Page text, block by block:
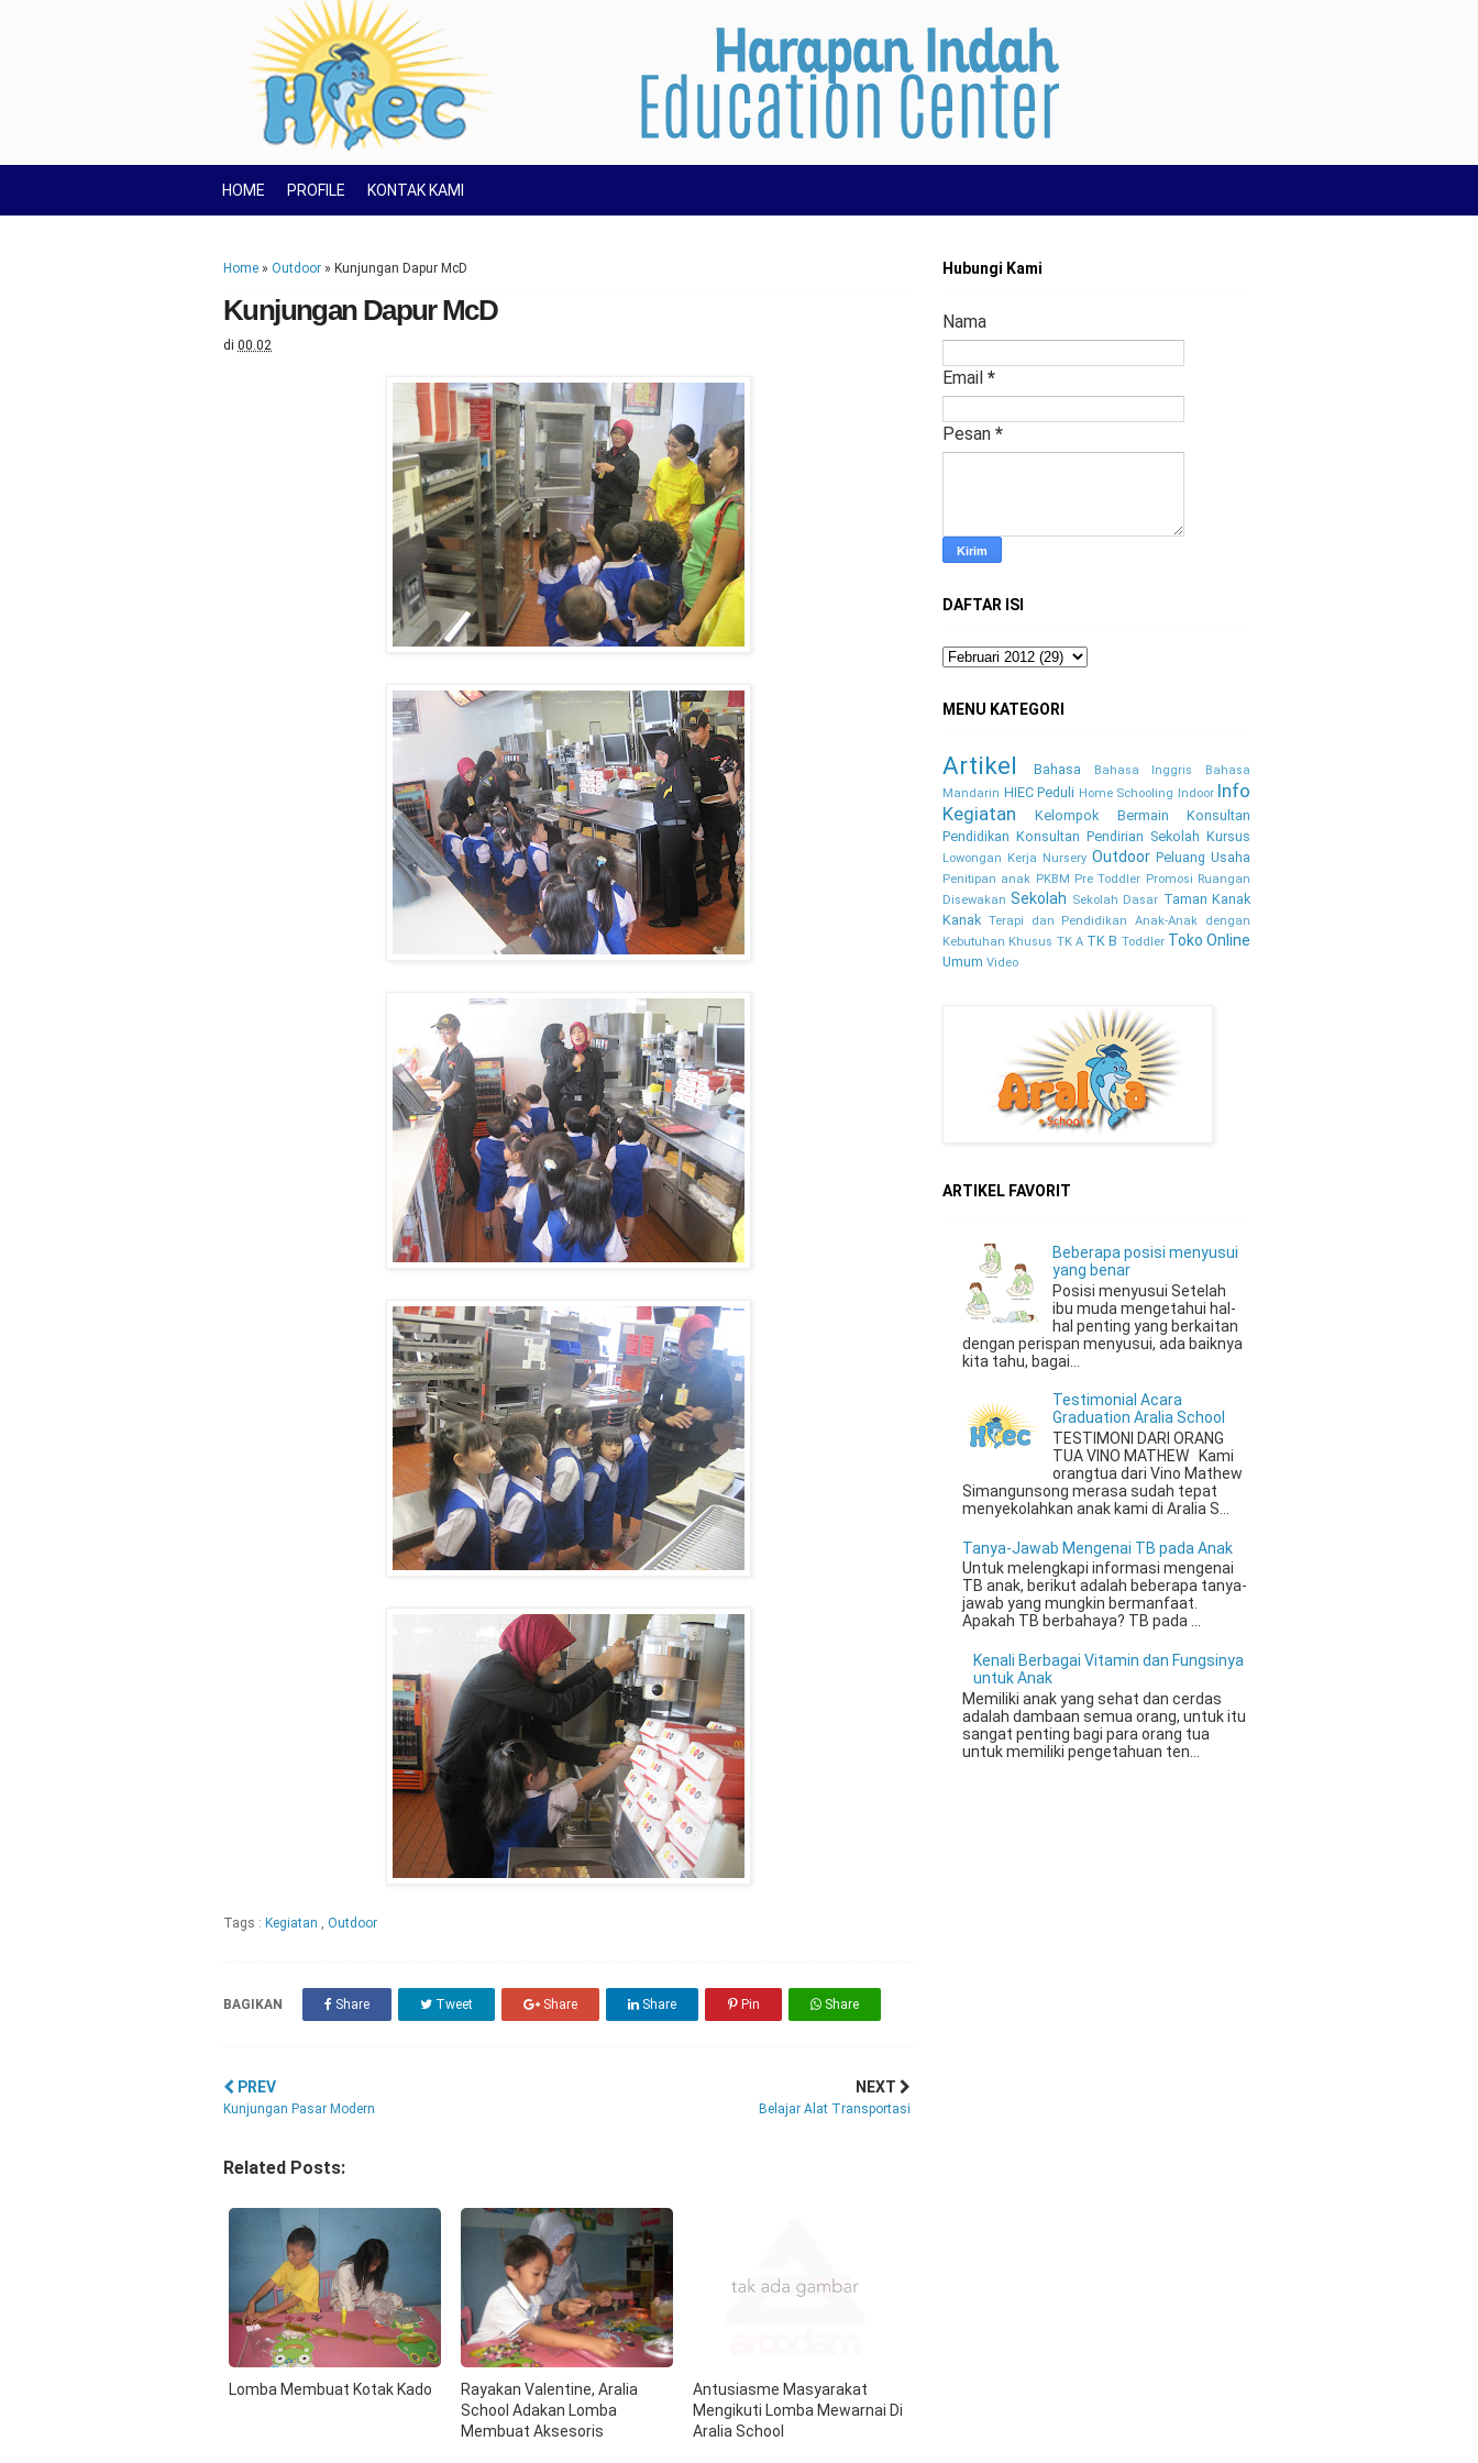
HOME PROFILE KONTAK KAMI
Home » Outdoor » Kunjungan Dapur McD
Kunjungan Dapur McD
di 00.02
Tags : Kegiatan , Outdoor
BAGIKAN Share Tweet Share Share Pin Share
PREV
Kunjungan Pasar Modern
NEXT
Belajar Alat Transportasi
Related Posts:
Lomba Membuat Kotak Kado
Rayakan Valentine, Aralia
School Adakan Lomba
Membuat Aksesoris
Antusiasme Masyarakat
Mengikuti Lomba Mewarnai Di
Aralia School
Hubungi Kami
Nama
Email *
Pesan *
DAFTAR ISI
MENU KATEGORI
Artikel Bahasa Bahasa Inggris
Bahasa
Mandarin HIEC Peduli Home Schooling Indoor Info
Kegiatan
Kelompok Bermain
Konsultan
Pendidikan Konsultan Pendirian Sekolah Kursus
Lowongan Kerja Nursery Outdoor Peluang Usaha
Penitipan anak PKBM Pre Toddler Promosi Ruangan
Disewakan Sekolah Sekolah Dasar Taman Kanak
Kanak Terapi dan Pendidikan Anak-Anak dengan
Kebutuhan Khusus TK A TK B Toddler Toko Online
Umum Video
ARTIKEL FAVORIT
Beberapa posisi menyusui
yang benar
Posisi menyusui Setelah
ibu muda mengetahui hal-
hal penting yang berkaitan
dengan perispan menyusui, ada baiknya
kita tahu, bagai...
Testimonial Acara
Graduation Aralia School
TESTIMONI DARI ORANG
TUA VINO MATHEW Kami
orangtua dari Vino Mathew
Simangunsong merasa sudah tepat
menyekolahkan anak kami di Aralia S...
Tanya-Jawab Mengenai TB pada Anak
Untuk melengkapi informasi mengenai
TB anak, berikut adalah beberapa tanya-
jawab yang mungkin bermanfaat.
Apakah TB berbahaya? TB pada ...
Kenali Berbagai Vitamin dan Fungsinya
untuk Anak
Memiliki anak yang sehat dan cerdas
adalah dambaan semua orang, untuk itu
sangat penting bagi para orang tua
untuk memiliki pengetahuan ten...